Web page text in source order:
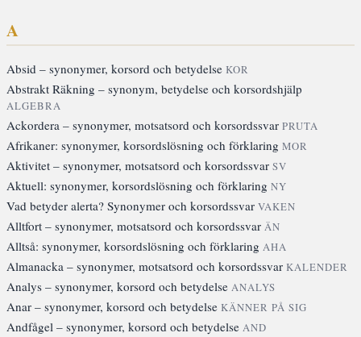
A
Absid – synonymer, korsord och betydelse KOR
Abstrakt Räkning – synonym, betydelse och korsordshjälp
ALGEBRA
Ackordera – synonymer, motsatsord och korsordssvar PRUTA
Afrikaner: synonymer, korsordslösning och förklaring MOR
Aktivitet – synonymer, motsatsord och korsordssvar SV
Aktuell: synonymer, korsordslösning och förklaring NY
Vad betyder alerta? Synonymer och korsordssvar VAKEN
Alltfort – synonymer, motsatsord och korsordssvar ÄN
Alltså: synonymer, korsordslösning och förklaring AHA
Almanacka – synonymer, motsatsord och korsordssvar KALENDER
Analys – synonymer, korsord och betydelse ANALYS
Anar – synonymer, korsord och betydelse KÄNNER PÅ SIG
Andfågel – synonymer, korsord och betydelse AND